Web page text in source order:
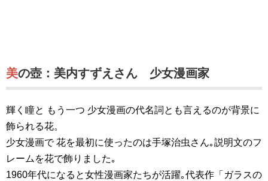
美の壺：美内すずえさん 少女漫画家
輝く瞳と もう一つ 少女漫画の代名詞とも言えるのが背景に
飾られる花。
少女漫画で 花を最初に使ったのは手塚治虫さん｡説明文のフ
レームを花で飾りました｡
1960年代になると女性漫画家たちが活躍｡代表作「ガラスの